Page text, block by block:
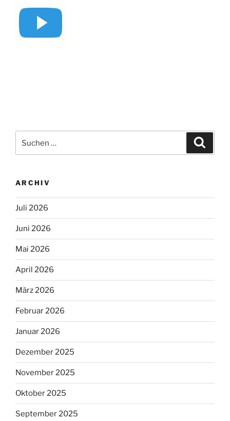
nach:
ARCHIV
Juli 2026
Juni 2026
Mai 2026
April 2026
März 2026
Februar 2026
Januar 2026
Dezember 2025
November 2025
Oktober 2025
September 2025